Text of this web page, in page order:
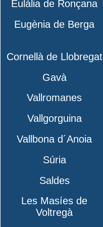
Eulàlia de Ronçana
Eugènia de Berga
Cornellà de Llobregat
Gavà
Vallromanes
Vallgorguina
Vallbona d´Anoia
Súria
Saldes
Les Masíes de
Voltregà